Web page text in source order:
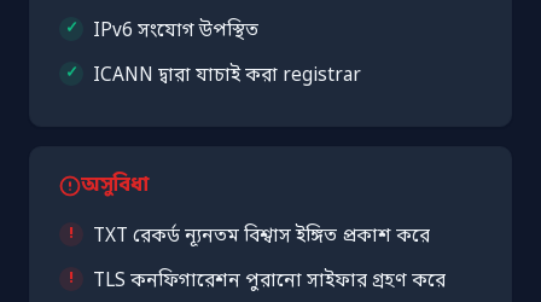
IPv6 সংযোগ উপস্থিত
ICANN দ্বারা যাচাই করা registrar
অসুবিধা
TXT রেকর্ড ন্যূনতম বিশ্বাস ইঙ্গিত প্রকাশ করে
TLS কনফিগারেশন পুরানো সাইফার গ্রহণ করে